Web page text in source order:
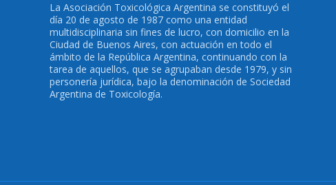
La Asociación Toxicológica Argentina se constituyó el
día 20 de agosto de 1987 como una entidad
multidisciplinaria sin fines de lucro, con domicilio en la
Ciudad de Buenos Aires, con actuación en todo el
ámbito de la República Argentina, continuando con la
tarea de aquellos, que se agrupaban desde 1979, y sin
personería jurídica, bajo la denominación de Sociedad
Argentina de Toxicología.